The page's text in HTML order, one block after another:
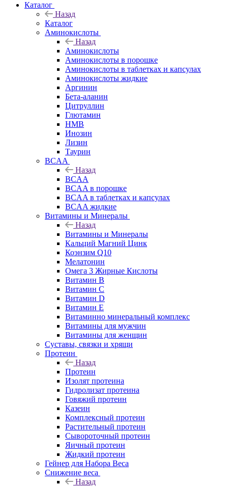
Каталог
Назад
Каталог
Аминокислоты
Назад
Аминокислоты
Аминокислоты в порошке
Аминокислоты в таблетках и капсулах
Аминокислоты жидкие
Аргинин
Бета-аланин
Цитруллин
Глютамин
HMB
Инозин
Лизин
Таурин
BCAA
Назад
BCAA
BCAA в порошке
BCAA в таблетках и капсулах
BCAA жидкие
Витамины и Минералы
Назад
Витамины и Минералы
Кальций Магний Цинк
Коэнзим Q10
Мелатонин
Омега 3 Жирные Кислоты
Витамин B
Витамин C
Витамин D
Витамин E
Витаминно минеральный комплекс
Витамины для мужчин
Витамины для женщин
Суставы, связки и хрящи
Протеин
Назад
Протеин
Изолят протеина
Гидролизат протеина
Говяжий протеин
Казеин
Комплексный протеин
Растительный протеин
Сывороточный протеин
Яичный протеин
Жидкий протеин
Гейнер для Набора Веса
Снижение веса
Назад